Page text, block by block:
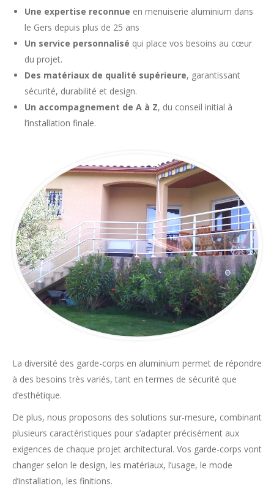
Une expertise reconnue en menuiserie aluminium dans
le Gers depuis plus de 25 ans
Un service personnalisé qui place vos besoins au cœur
du projet.
Des matériaux de qualité supérieure, garantissant
sécurité, durabilité et design.
Un accompagnement de A à Z, du conseil initial à
l’installation finale.
La diversité des garde-corps en aluminium permet de répondre
à des besoins très variés, tant en termes de sécurité que
d’esthétique.
De plus, nous proposons des solutions sur-mesure, combinant
plusieurs caractéristiques pour s’adapter précisément aux
exigences de chaque projet architectural. Vos garde-corps vont
changer selon le design, les matériaux, l’usage, le mode
d’installation, les finitions.